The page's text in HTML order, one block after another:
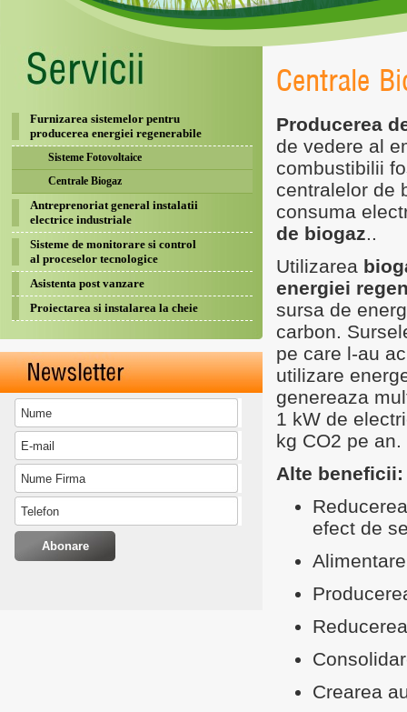
Furnizarea sistemelor pentru
producerea energiei regenerabile
Sisteme Fotovoltaice
Centrale Biogaz
Antreprenoriat general instalatii
electrice industriale
Sisteme de monitorare si control
al proceselor tecnologice
Asistenta post vanzare
Proiectarea si instalarea la cheie
Centrale
Producerea
de vedere al
combustibilii
centralelor de
consuma
de biogaz
Utilizarea
energiei
sursa de
carbon.
pe care l-au
utilizare
genereaza
1 kW de
kg CO2 pe an.
Alte beneficii:
efect de
Crearea